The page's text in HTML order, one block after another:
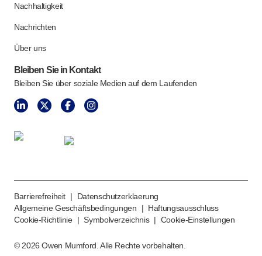
Nachhaltigkeit
Nachrichten
Über uns
Bleiben Sie in Kontakt
Bleiben Sie über soziale Medien auf dem Laufenden
Barrierefreiheit |
Datenschutzerklaerung
Allgemeine Geschäftsbedingungen
| Haftungsausschluss
Cookie-Richtlinie | Symbolverzeichnis | Cookie-Einstellungen
© 2026 Owen Mumford. Alle Rechte vorbehalten.